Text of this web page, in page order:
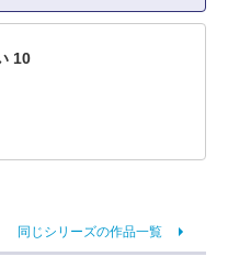
10
同じシリーズの作品一覧